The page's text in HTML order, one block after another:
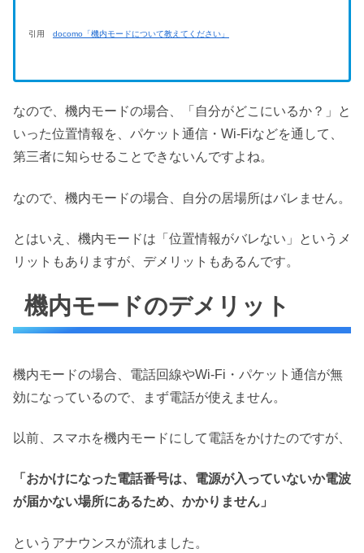
引用 docomo「機内モードについて教えてください」
なので、機内モードの場合、「自分がどこにいるか？」と
いった位置情報を、パケット通信・Wi-Fiなどを通して、
第三者に知らせることできないんですよね。
なので、機内モードの場合、自分の居場所はバレません。
とはいえ、機内モードは「位置情報がバレない」というメ
リットもありますが、デメリットもあるんです。
機内モードのデメリット
機内モードの場合、電話回線やWi-Fi・パケット通信が無
効になっているので、まず電話が使えません。
以前、スマホを機内モードにして電話をかけたのですが、
「おかけになった電話番号は、電源が入っていないか電波
が届かない場所にあるため、かかりません」
というアナウンスが流れました。